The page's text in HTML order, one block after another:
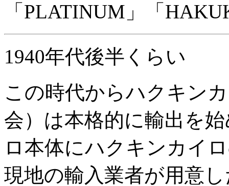
「PLATINUM」「
1940年代後半くらい
この時代からハクキン
会）は本格的に輸出を
ロ本体にハクキンカイ
現地の輸入業者が用意